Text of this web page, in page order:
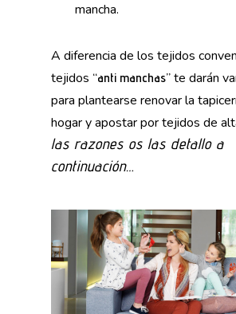
mancha.
A diferencia de los tejidos
tejidos “anti manchas” te darán
para plantearse renovar la
hogar y apostar por tejidos de
las razones os las detallo a
continuación…